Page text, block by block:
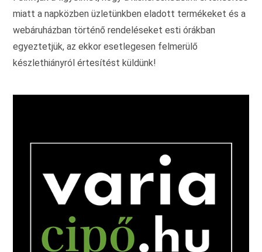
miatt a napközben üzletünkben eladott termékeket és a
webáruházban történő rendeléseket esti órákban
egyeztetjük, az ekkor esetlegesen felmerülő
készlethiányról értesítést küldünk!